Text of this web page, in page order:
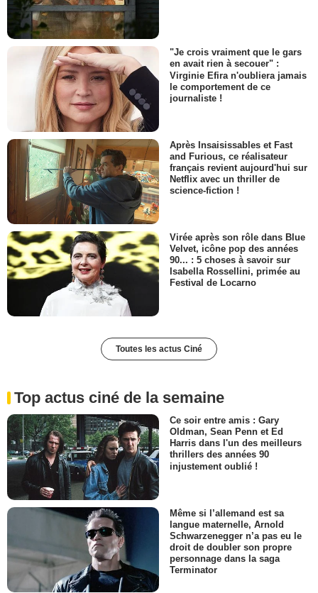
"Je crois vraiment que le gars
en avait rien à secouer" :
Virginie Efira n'oubliera jamais
le comportement de ce
journaliste !
Après Insaisissables et Fast
and Furious, ce réalisateur
français revient aujourd'hui sur
Netflix avec un thriller de
science-fiction !
Virée après son rôle dans Blue
Velvet, icône pop des années
90... : 5 choses à savoir sur
Isabella Rossellini, primée au
Festival de Locarno
Toutes les actus Ciné
Top actus ciné de la semaine
Ce soir entre amis : Gary
Oldman, Sean Penn et Ed
Harris dans l'un des meilleurs
thrillers des années 90
injustement oublié !
Même si l’allemand est sa
langue maternelle, Arnold
Schwarzenegger n’a pas eu le
droit de doubler son propre
personnage dans la saga
Terminator